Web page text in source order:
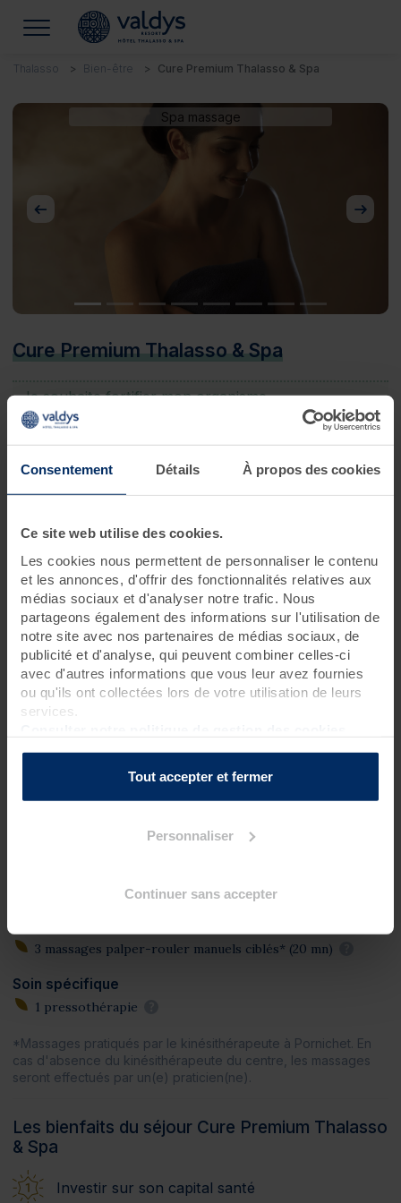
Consentement Détails À propos des cookies
Ce site web utilise des cookies.
Les cookies nous permettent de personnaliser le contenu
et les annonces, d'offrir des fonctionnalités relatives aux
médias sociaux et d'analyser notre trafic. Nous
partageons également des informations sur l'utilisation de
notre site avec nos partenaires de médias sociaux, de
publicité et d'analyse, qui peuvent combiner celles-ci
avec d'autres informations que vous leur avez fournies
ou qu'ils ont collectées lors de votre utilisation de leurs
services.
Tout accepter et fermer
Personnaliser
Continuer sans accepter
Thalasso Bien-être Cure Premium Thalasso & Spa
Spa massage
Précédent
Cure Premium Thalasso & Spa
Je souhaite fortifier mon organisme
6 jours • 30 soins
Un séjour avec un maximum de soins d'hydrothérapie,
d'algothérapie et de massages, idéal pour les curistes en
quête d’un programme riche.
ceux à la recherche d’un maximum de soins individuels pour
une expérience optimale.
Programme des soins
Soins thalasso
5 douches à jet massant (protocole du Docteur Bagot)
5 bains hydromassants aux cristaux de mer ou à la gelée
d'algues
chauffant ?
3 pluies marines ?
3 hydrorelax ?
2 massages réflexe des pieds (50 mn) ?
3 massages palper-rouler manuels ciblés* (20 mn)
Soin spécifique
1 pressothérapie
*Massages pratiqués par le kinésithérapeute à Pornichet. En
cas d'absence du kinésithérapeute du centre, les massages
seront effectués par un(e) praticien(ne).
Les bienfaits du séjour Cure Premium Thalasso
& Spa
Investir sur son capital santé